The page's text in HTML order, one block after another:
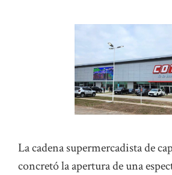
La cadena supermercadista de
concretó la apertura de una